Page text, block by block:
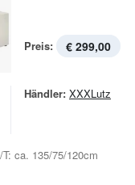
Preis: € 299,00
Händler: XXXLutz
T: ca. 135/75/120cm